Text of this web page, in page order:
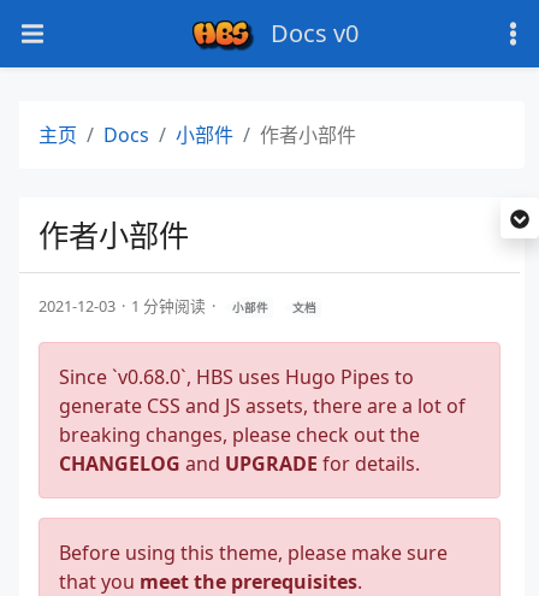
Docs v0
主页 Docs 小部件 作者小部件
作者小部件
2021-12-03 1 分钟阅读 小部件 文档
Since `v0.68.0`, HBS uses Hugo Pipes to
generate CSS and JS assets, there are a lot of
breaking changes, please check out the
CHANGELOG and UPGRADE for details.
Before using this theme, please make sure
that you meet the prerequisites.